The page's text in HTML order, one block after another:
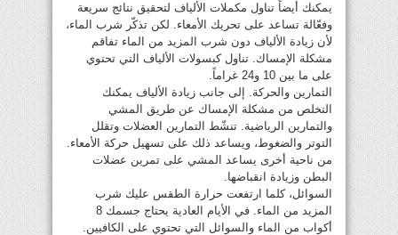
يمكنك أيضاً تناول مكملات الألياف لتحقيق نتائج سريعة
وفعّالة تساعد على تحريك الأمعاء. لكن تذكّر شرب الماء،
لأن زيادة الألياف دون شرب المزيد من الماء تفاقم
مشكلة الإمساك. تناول كبسولات الألياف التي تحتوي
على ما بين 10 و24 غراماً.
التمارين والحركة. إلى جانب زيادة الألياف يمكنك
التخلص من مشكلة الإمساك عن طريق المشي
والتمارين الرياضية. تنشّط التمارين العضلات وتقلل
التوتر والضغوط، ويساعد ذلك على تسهيل حركة الأمعاء.
من ناحية أخرى يساعد المشي على تمرين عضلات
البطن وزيادة انقباضها.
السوائل، كلما ارتفعت حرارة الطقس عليك شرب
المزيد من الماء. في الأيام العادية يحتاج جسمك 8
أكواب من الماء والسوائل التي تحتوي على الكافيين.